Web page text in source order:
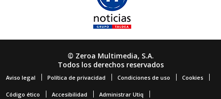
© Zeroa Multimedia, S.A.
Todos los derechos reservados
Aviso legal Política de privacidad Condiciones de uso Cookies
Código ético Accesibilidad Administrar Utiq